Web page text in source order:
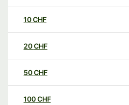
10CHF
20CHF
50CHF
100CHF